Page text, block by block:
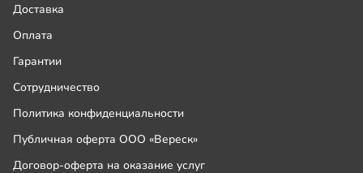
Доставка
Оплата
Гарантии
Сотрудничество
Политика конфиденциальности
Публичная оферта ООО «Вереск»
Договор-оферта на оказание услуг